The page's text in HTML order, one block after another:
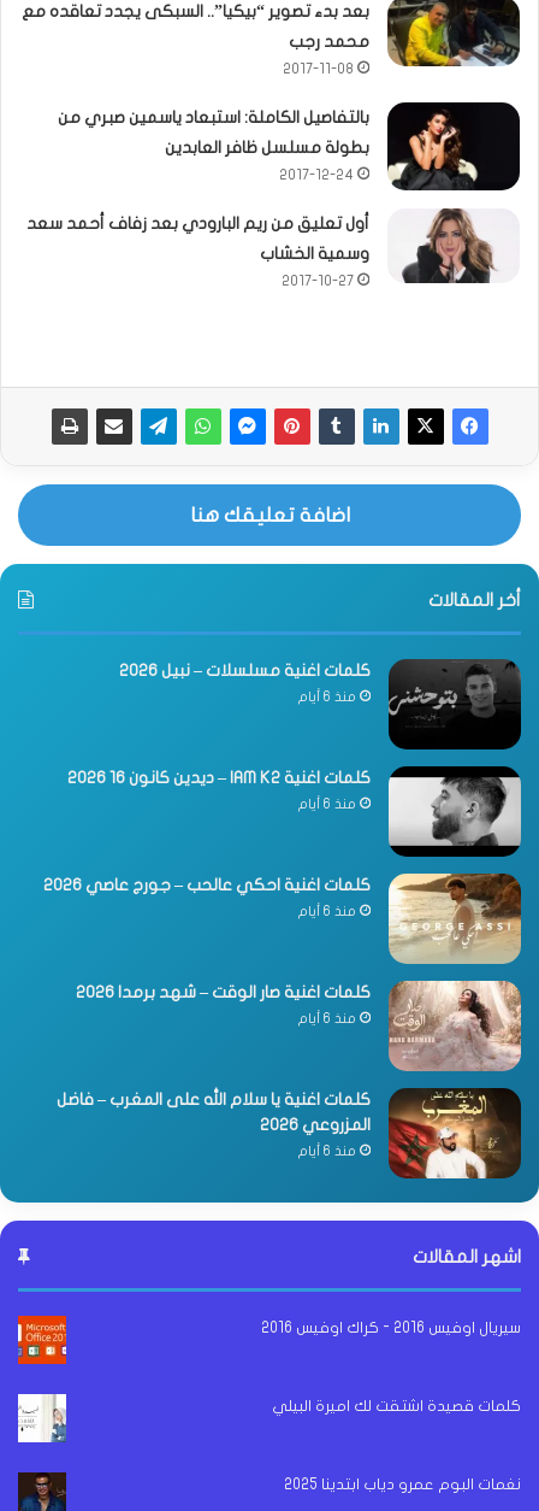
بعد بدء تصوير “بيكيا”.. السبكى يجدد تعاقده مع
محمد رجب
2017-11-08
بالتفاصيل الكاملة: استبعاد ياسمين صبري من
بطولة مسلسل ظافر العابدين
2017-12-24
أول تعليق من ريم البارودي بعد زفاف أحمد سعد
وسمية الخشاب
2017-10-27
اضافة تعليقك هنا
أخر المقالات
كلمات اغنية مسلسلات – نبيل 2026
منذ 6 أيام
كلمات اغنية IAM K2 – ديدين كانون 16 2026
منذ 6 أيام
كلمات اغنية احكي عالحب – جورج عاصي 2026
منذ 6 أيام
كلمات اغنية صار الوقت – شهد برمدا 2026
منذ 6 أيام
كلمات اغنية يا سلام الله على المغرب – فاضل
المزروعي 2026
منذ 6 أيام
اشهر المقالات
سيريال اوفيس 2016 - كراك اوفيس 2016
كلمات قصيدة اشتقت لك اميرة البيلي
نغمات البوم عمرو دياب ابتدينا 2025